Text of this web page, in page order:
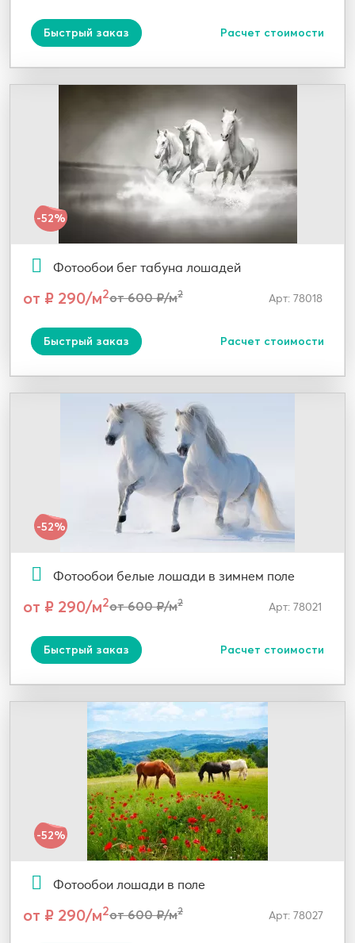
Быстрый заказ Расчет стоимости
-52%
Фотообои бег табуна лошадей
от ₽ 290/м2от 600 ₽/м2 Арт: 78018
Быстрый заказ Расчет стоимости
-52%
Фотообои белые лошади в зимнем поле
от ₽ 290/м2от 600 ₽/м2 Арт: 78021
Быстрый заказ Расчет стоимости
-52%
Фотообои лошади в поле
от ₽ 290/м2от 600 ₽/м2 Арт: 78027